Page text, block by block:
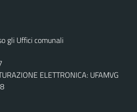
gli Uffici comunali
ELETTRONICA: UFAMVG